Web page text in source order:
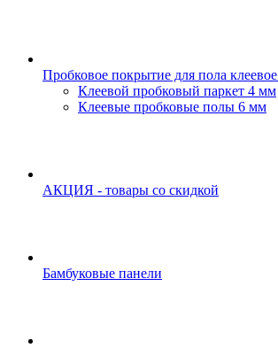
Пробковое покрытие для пола клеевое
Клеевой пробковый паркет 4 мм
Клеевые пробковые полы 6 мм
АКЦИЯ - товары со скидкой
Бамбуковые панели